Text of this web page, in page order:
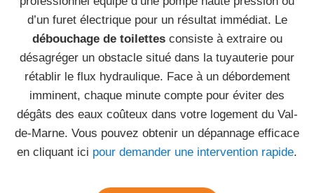
d’un furet électrique pour un résultat immédiat. Le
débouchage de toilettesconsiste à extraire ou
désagréger un obstacle situé dans la tuyauterie pour
rétablir le flux hydraulique. Face à un débordement
imminent, chaque minute compte pour éviter des
dégâts des eaux coûteux dans votre logement du Val-
de-Marne. Vous pouvez obtenir un dépannage efficace
en cliquant ici pour demander une intervention rapide.